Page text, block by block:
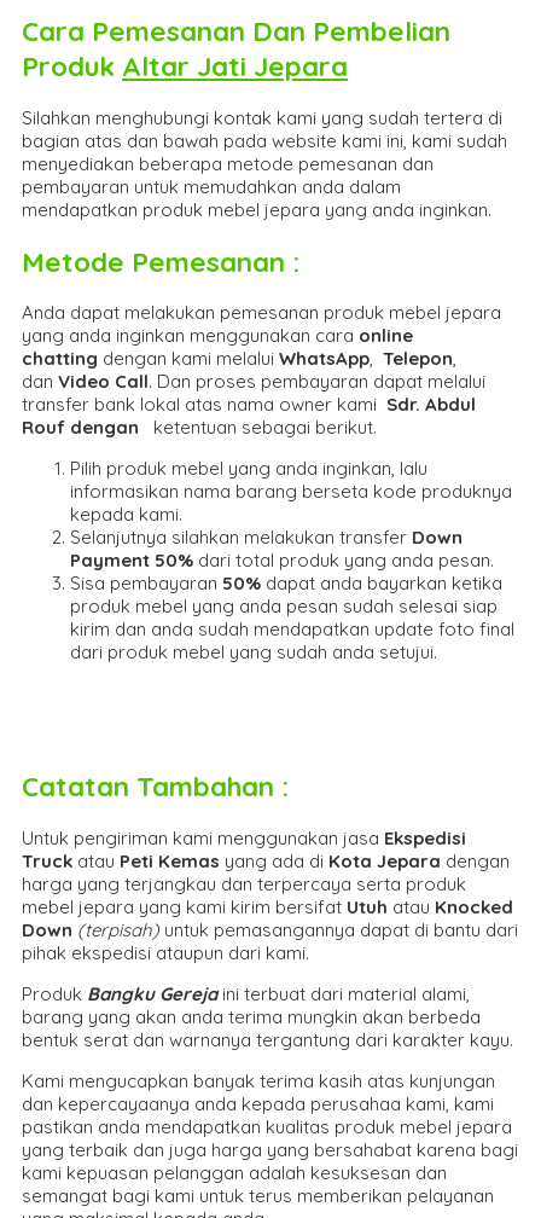
Cara Pemesanan Dan Pembelian
Produk Altar Jati Jepara
Silahkan menghubungi kontak kami yang sudah tertera di
bagian atas dan bawah pada website kami ini, kami sudah
menyediakan beberapa metode pemesanan dan
pembayaran untuk memudahkan anda dalam
mendapatkan produk mebel jepara yang anda inginkan.
Metode Pemesanan :
Anda dapat melakukan pemesanan produk mebel jepara
yang anda inginkan menggunakan cara online
chatting dengan kami melalui WhatsApp, Telepon,
dan Video Call. Dan proses pembayaran dapat melalui
transfer bank lokal atas nama owner kami Sdr. Abdul
Rouf dengan ketentuan sebagai berikut.
Pilih produk mebel yang anda inginkan, lalu
informasikan nama barang berseta kode produknya
kepada kami.
Selanjutnya silahkan melakukan transfer Down
Payment 50% dari total produk yang anda pesan.
Sisa pembayaran 50% dapat anda bayarkan ketika
produk mebel yang anda pesan sudah selesai siap
kirim dan anda sudah mendapatkan update foto final
dari produk mebel yang sudah anda setujui.
Catatan Tambahan :
Untuk pengiriman kami menggunakan jasa Ekspedisi
Truck atau Peti Kemas yang ada di Kota Jepara dengan
harga yang terjangkau dan terpercaya serta produk
mebel jepara yang kami kirim bersifat Utuh atau Knocked
Down (terpisah) untuk pemasangannya dapat di bantu dari
pihak ekspedisi ataupun dari kami.
Produk Bangku Gerejaini terbuat dari material alami,
barang yang akan anda terima mungkin akan berbeda
bentuk serat dan warnanya tergantung dari karakter kayu.
Kami mengucapkan banyak terima kasih atas kunjungan
dan kepercayaanya anda kepada perusahaa kami, kami
pastikan anda mendapatkan kualitas produk mebel jepara
yang terbaik dan juga harga yang bersahabat karena bagi
kami kepuasan pelanggan adalah kesuksesan dan
semangat bagi kami untuk terus memberikan pelayanan